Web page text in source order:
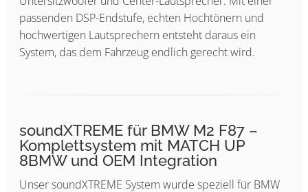
passenden DSP-Endstufe, echten Hochtönern und
hochwertigen Lautsprechern entsteht daraus ein
System, das dem Fahrzeug endlich gerecht wird.
soundXTREME für BMW M2 F87 –
Komplettsystem mit MATCH UP
8BMW und OEM Integration
Unser soundXTREME System wurde speziell für BMW